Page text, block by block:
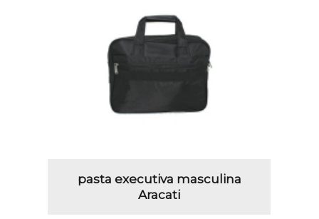
pasta executiva masculina
Aracati